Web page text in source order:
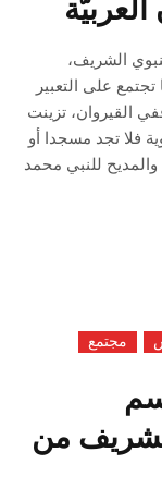
الشريف،
على التعبير
القيروان، تزينت
فلا تجد مسجدا أو
للنبي محمد
مجتمع
من